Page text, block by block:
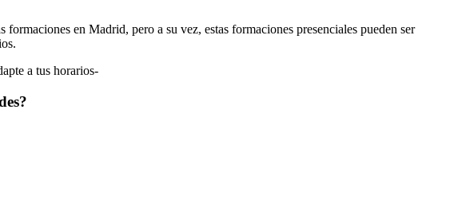
en Madrid, pero a su vez, estas formaciones presenciales pueden ser
a tus horarios-